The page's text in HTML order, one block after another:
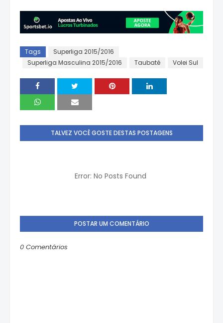
Tags
Superliga 2015/2016
Superliga Masculina 2015/2016
Taubaté Volei Sul
TALVEZ VOCÊ GOSTE DESTAS POSTAGENS
Error: No Posts Found
POSTAR UM COMENTÁRIO
0 Comentários